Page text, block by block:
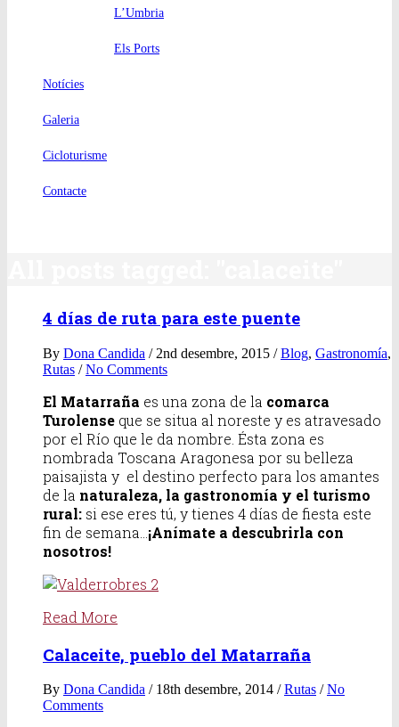
L’Umbria
Els Ports
Notícies
Galeria
Cicloturisme
Contacte
4 días de ruta para este puente
By Dona Candida / 2nd desembre, 2015 /Blog, Gastronomía,
Rutas /No Comments
El Matarraña es una zona de la comarca
Turolense que se situa al noreste y es atravesado
por el Río que le da nombre. Ésta zona es
nombrada Toscana Aragonesa por su belleza
paisajista y el destino perfecto para los amantes
de la naturaleza, la gastronomía y el turismo
rural: si ese eres tú, y tienes 4 días de fiesta este
fin de semana… ¡Anímate a descubrirla con
nosotros!
Read More
Calaceite, pueblo del Matarraña
By Dona Candida / 18th desembre, 2014 /Rutas /No
Comments